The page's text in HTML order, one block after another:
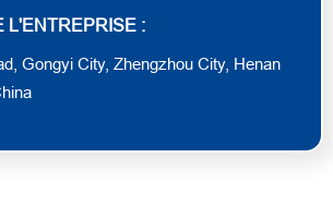
L'ENTREPRISE :
Gongyi City, Zhengzhou City, Henan